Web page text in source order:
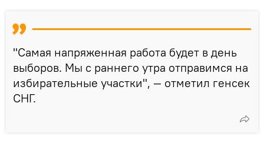
"Самая напряженная работа будет в день
выборов. Мы с раннего утра отправимся на
избирательные участки", — отметил генсек
СНГ.